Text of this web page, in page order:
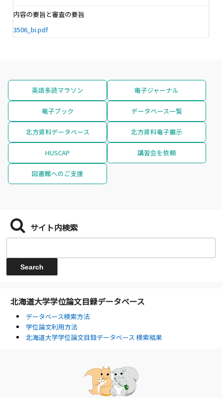
内容の要旨と審査の要旨
3506_bi.pdf
英語多読マラソン 電子ジャーナル
電子ブック データベース一覧
北方資料データベース 北方資料電子展示
HUSCAP 講習会を依頼
図書館へのご支援
サイト内検索
北海道大学学位論文目録データベース
データベース検索方法
学位論文利用方法
北海道大学学位論文目録データベース 検索結果